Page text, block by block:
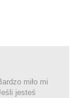
miło mi
jesteś